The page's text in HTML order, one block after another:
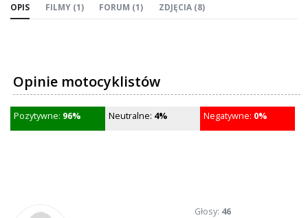
OPIS FILMY (1) FORUM (1) ZDJĘCIA (8)
Opinie motocyklistów
Pozytywne: 96% Neutralne: 4% Negatywne: 0%
Głosy: 46